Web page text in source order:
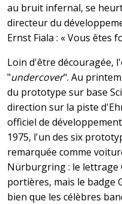
au bruit infernal, se
directeur du
Ernst Fiala : « Vous êtes
Loin d'être découragée,
"undercover". Au
du prototype sur base
direction sur la piste
officiel de
1975, l'un des six
remarquée comme
Nürburgring : le lettrage
portières, mais le badge
bien que les célèbres